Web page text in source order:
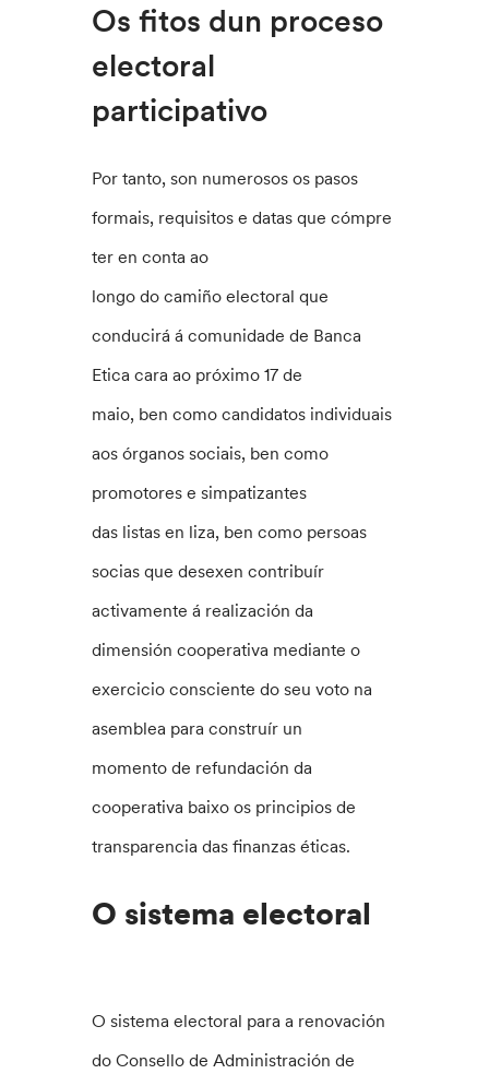
Os fitos dun proceso
electoral
participativo
Por tanto, son numerosos os pasos
formais, requisitos e datas que cómpre
ter en conta ao
longo do camiño electoral que
conducirá á comunidade de Banca
Etica cara ao próximo 17 de
maio, ben como candidatos individuais
aos órganos sociais, ben como
promotores e simpatizantes
das listas en liza, ben como persoas
socias que desexen contribuír
activamente á realización da
dimensión cooperativa mediante o
exercicio consciente do seu voto na
asemblea para construír un
momento de refundación da
cooperativa baixo os principios de
transparencia das finanzas éticas.
O sistema electoral
O sistema electoral para a renovación
do Consello de Administración de